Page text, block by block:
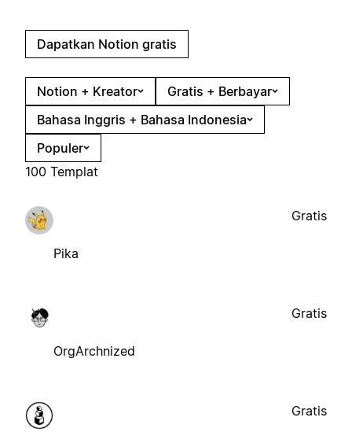
Dapatkan Notion gratis
Notion + Kreator
Gratis + Berbayar
Bahasa Inggris + Bahasa Indonesia
Populer
100 Templat
Pika
Gratis
OrgArchnized
Gratis
Gratis